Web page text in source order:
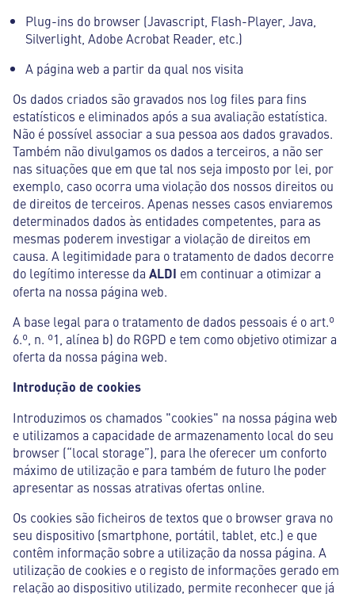
Plug-ins do browser (Javascript, Flash-Player, Java,
Silverlight, Adobe Acrobat Reader, etc.)
A página web a partir da qual nos visita
Os dados criados são gravados nos log files para fins
estatísticos e eliminados após a sua avaliação estatística.
Não é possível associar a sua pessoa aos dados gravados.
Também não divulgamos os dados a terceiros, a não ser
nas situações que em que tal nos seja imposto por lei, por
exemplo, caso ocorra uma violação dos nossos direitos ou
de direitos de terceiros. Apenas nesses casos enviaremos
determinados dados às entidades competentes, para as
mesmas poderem investigar a violação de direitos em
causa. A legitimidade para o tratamento de dados decorre
do legítimo interesse da ALDI em continuar a otimizar a
oferta na nossa página web.
A base legal para o tratamento de dados pessoais é o art.º
6.º, n. º1, alínea b) do RGPD e tem como objetivo otimizar a
oferta da nossa página web.
Introdução de cookies
Introduzimos os chamados "cookies" na nossa página web
e utilizamos a capacidade de armazenamento local do seu
browser (“local storage”), para lhe oferecer um conforto
máximo de utilização e para também de futuro lhe poder
apresentar as nossas atrativas ofertas online.
Os cookies são ficheiros de textos que o browser grava no
seu dispositivo (smartphone, portátil, tablet, etc.) e que
contêm informação sobre a utilização da nossa página. A
utilização de cookies e o registo de informações gerado em
relação ao dispositivo utilizado, permite reconhecer que já